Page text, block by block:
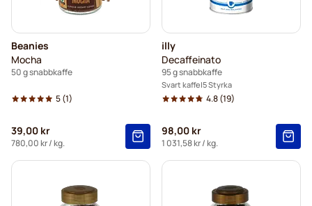
Beanies
Mocha
50 g snabbkaffe
5(1)
39,00 kr
780,00 kr/ kg.
illy
Decaffeinato
95 g snabbkaffe
Svart kaffe 5 Styrka
4.8(19)
98,00 kr
1 031,58 kr/ kg.